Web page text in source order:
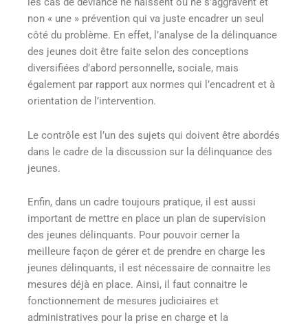
non « une » prévention qui va juste encadrer un seul
côté du problème. En effet, l’analyse de la délinquance
des jeunes doit être faite selon des conceptions
diversifiées d’abord personnelle, sociale, mais
également par rapport aux normes qui l’encadrent et à
orientation de l’intervention.
Le contrôle est l’un des sujets qui doivent être abordés
dans le cadre de la discussion sur la délinquance des
jeunes.
Enfin, dans un cadre toujours pratique, il est aussi
important de mettre en place un plan de supervision
des jeunes délinquants. Pour pouvoir cerner la
meilleure façon de gérer et de prendre en charge les
jeunes délinquants, il est nécessaire de connaitre les
mesures déjà en place. Ainsi, il faut connaitre le
fonctionnement de mesures judiciaires et
administratives pour la prise en charge et la